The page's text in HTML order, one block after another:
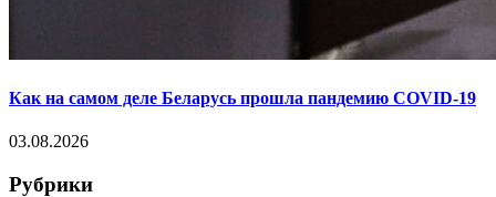
Как на самом деле Беларусь прошла пандемию COVID-19
03.08.2026
Рубрики